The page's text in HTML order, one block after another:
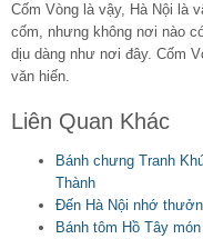
Cốm Vòng là vậy, Hà Nội là
cốm, nhưng không nơi nào
dịu dàng như nơi đây. Cốm
văn hiến.
Liên Quan Khác
Bánh chưng Tranh
Thành
Đến Hà Nội nhớ
Bánh tôm Hồ Tây